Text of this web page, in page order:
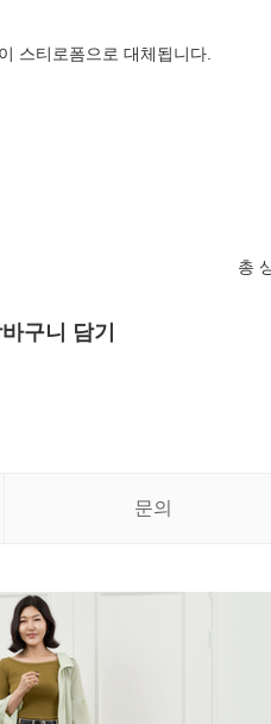
스티로폼으로 대체됩니다.
총
구니 담기
문의